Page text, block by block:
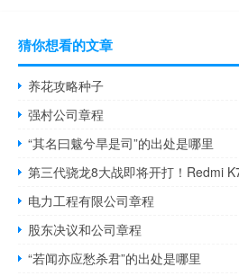
猜你想看的文章
养花攻略种子
强村公司章程
“其名曰魃兮旱是司”的出处是哪里
电力工程有限公司章程
股东决议和公司章程
“若闻亦应愁杀君”的出处是哪里